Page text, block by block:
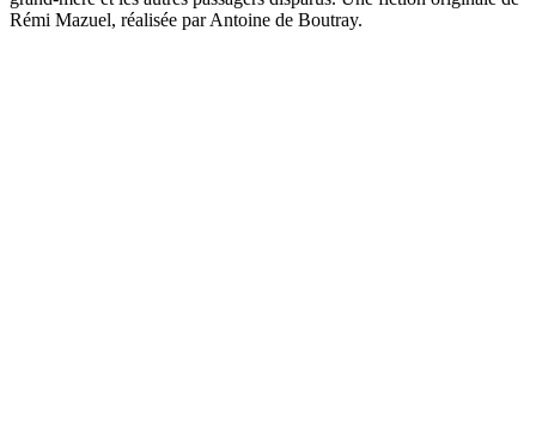
Rémi Mazuel, réalisée par Antoine de Boutray.